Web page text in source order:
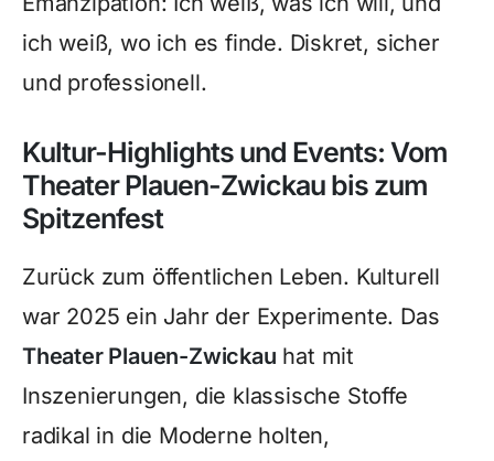
ich weiß, wo ich es finde. Diskret, sicher
und professionell.
Kultur-Highlights und Events: Vom
Theater Plauen-Zwickau bis zum
Spitzenfest
Zurück zum öffentlichen Leben. Kulturell
war 2025 ein Jahr der Experimente. Das
Theater Plauen-Zwickau hat mit
Inszenierungen, die klassische Stoffe
radikal in die Moderne holten,